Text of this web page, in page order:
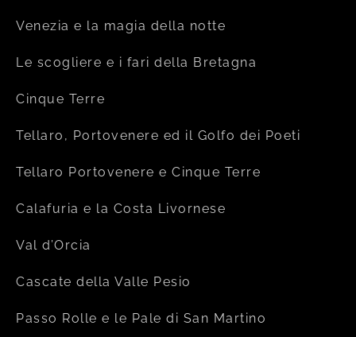
Venezia e la magia della notte
Le scogliere e i fari della Bretagna
Cinque Terre
Tellaro, Portovenere ed il Golfo dei Poeti
Tellaro Portovenere e Cinque Terre
Calafuria e la Costa Livornese
Val d’Orcia
Cascate della Valle Pesio
Passo Rolle e le Pale di San Martino